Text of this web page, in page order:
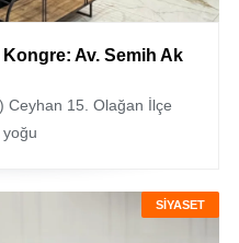
Av. Semih Ak
Ceyhan 15. Olağan İlçe
yoğu
SİYASET